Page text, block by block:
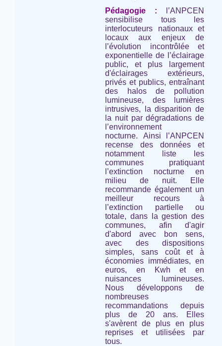
Pédagogie :
l’ANPCEN
sensibilise tous les
interlocuteurs nationaux et
locaux aux enjeux de
l’évolution incontrôlée et
exponentielle de l’éclairage
public, et plus largement
d'éclairages extérieurs,
privés et publics, entraînant
des halos de pollution
lumineuse, des lumières
intrusives, la disparition de
la nuit par dégradations de
l’environnement
nocturne. Ainsi l’ANPCEN
recense des données et
notamment liste les
communes pratiquant
l’extinction nocturne en
milieu de nuit. Elle
recommande également un
meilleur recours à
l’extinction partielle ou
totale, dans la gestion des
communes, afin d'agir
d'abord avec bon sens,
avec des dispositions
simples, sans coût et à
économies immédiates, en
euros, en Kwh et en
nuisances lumineuses.
Nous développons de
nombreuses
recommandations depuis
plus de 20 ans. Elles
s'avèrent de plus en plus
reprises et utilisées par
tous.